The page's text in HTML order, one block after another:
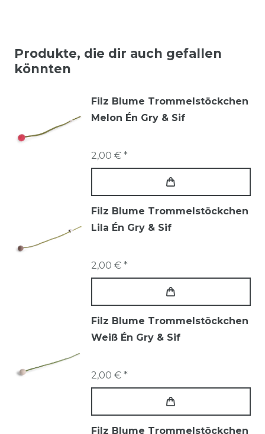
Produkte, die dir auch gefallen
könnten
Filz Blume Trommelstöckchen
Melon Én Gry & Sif
2,00 € *
Filz Blume Trommelstöckchen
Lila Én Gry & Sif
2,00 € *
Filz Blume Trommelstöckchen
Weiß Én Gry & Sif
2,00 € *
Filz Blume Trommelstöckchen